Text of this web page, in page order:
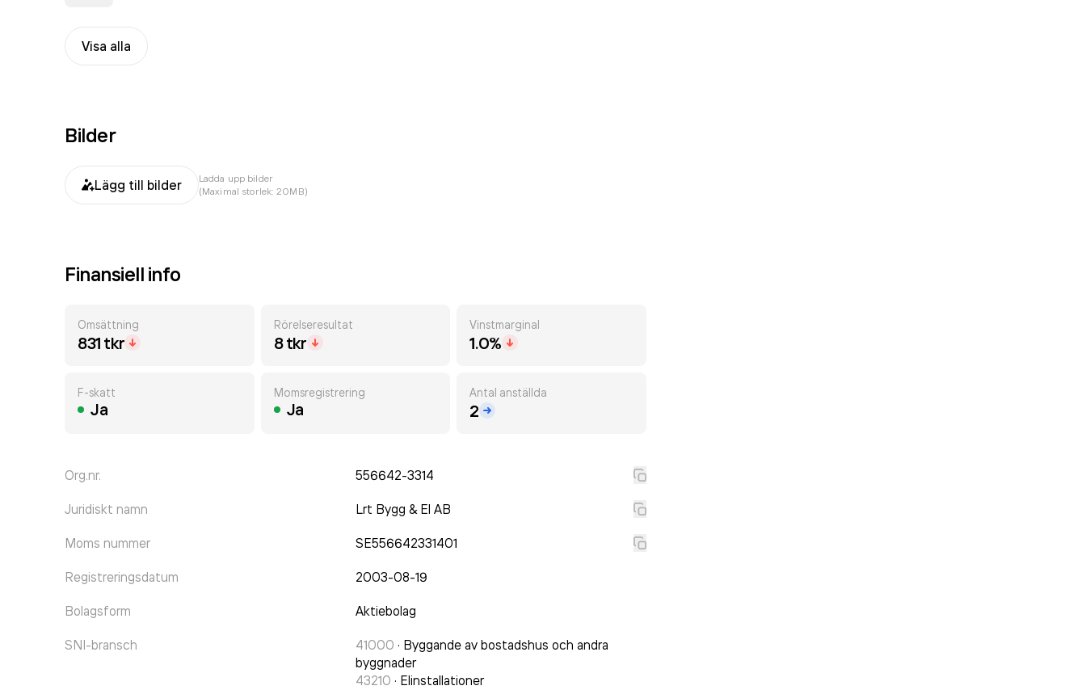
Visa alla
Bilder
Lägg till bilder
Ladda upp bilder
(Maximal storlek: 20MB)
Finansiell info
Omsättning
831 tkr
Rörelseresultat
8 tkr
Vinstmarginal
1.0%
F-skatt
Ja
Momsregistrering
Ja
Antal anställda
2
Org.nr. 556642-3314
Juridiskt namn Lrt Bygg & El AB
Moms nummer SE556642331401
Registreringsdatum 2003-08-19
Bolagsform Aktiebolag
SNI-bransch 41000 · Byggande av bostadshus och andra
byggnader
43210 · Elinstallationer